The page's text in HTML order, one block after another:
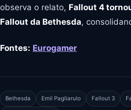
observa o relato, Fallout 4
Fallout da Bethesda,
Fontes: Eurogamer
Bethesda Emil Pagliarulo Fallout 3